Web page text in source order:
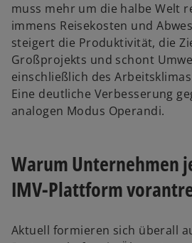
muss mehr um die halbe Welt
immens Reisekosten und
steigert die Produktivität, die
Großprojekts und schont
einschließlich des
Eine deutliche Verbesserung
analogen Modus Operandi.
Warum Unternehmen
IMV-Plattform
Aktuell formieren sich überall